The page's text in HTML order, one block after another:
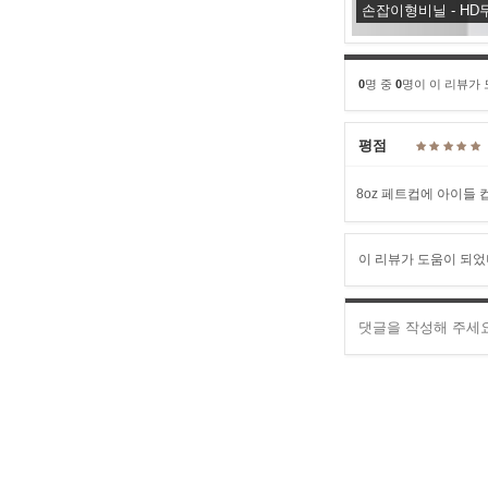
손잡이형비닐 - HD
0명 중 0명이 이 리뷰가
평점
8oz 페트컵에 아이들
이 리뷰가 도움이 되